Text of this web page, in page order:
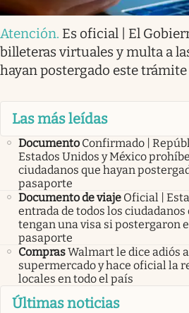
Atención. Es oficial | El
billeteras virtuales y multa a
hayan postergado este trámite
Las más leídas
Documento Confirmado |
Estados Unidos y México
ciudadanos que hayan
pasaporte
Documento de viaje Oficial |
entrada de todos los
tengan una visa si postergaron
pasaporte
ComprasWalmart le dice adiós
supermercado y hace oficial la
locales en todo el país
Últimas noticias